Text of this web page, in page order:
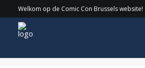
Welkom op de Comic Con Brussels website!
WEB_WarwickDavis